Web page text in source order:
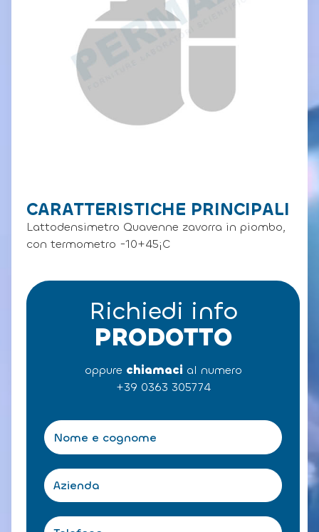
CARATTERISTICHE PRINCIPALI
Lattodensimetro Quavenne zavorra in piombo,
con termometro -10+45¡C
Richiedi info
PRODOTTO
oppure chiamaci al numero
+39 0363 305774
N
o
m
e
e
c
g
A
z
e
T